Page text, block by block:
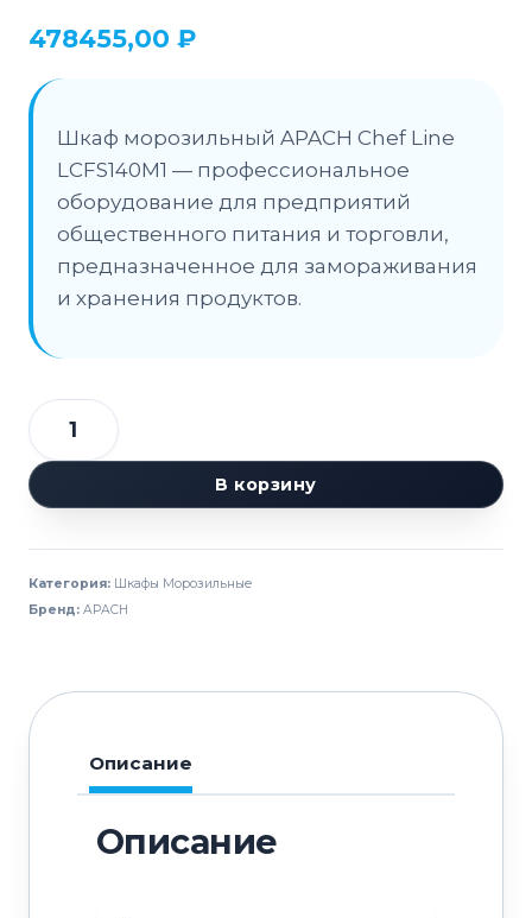
478455,00 ₽
Шкаф морозильный APACH Chef Line
LCFS140M1 — профессиональное
оборудование для предприятий
общественного питания и торговли,
предназначенное для замораживания
и хранения продуктов.
Количество
товара
Шкаф
Chef
В корзину
Категория: Шкафы Морозильные
Бренд: APACH
Описание
Описание